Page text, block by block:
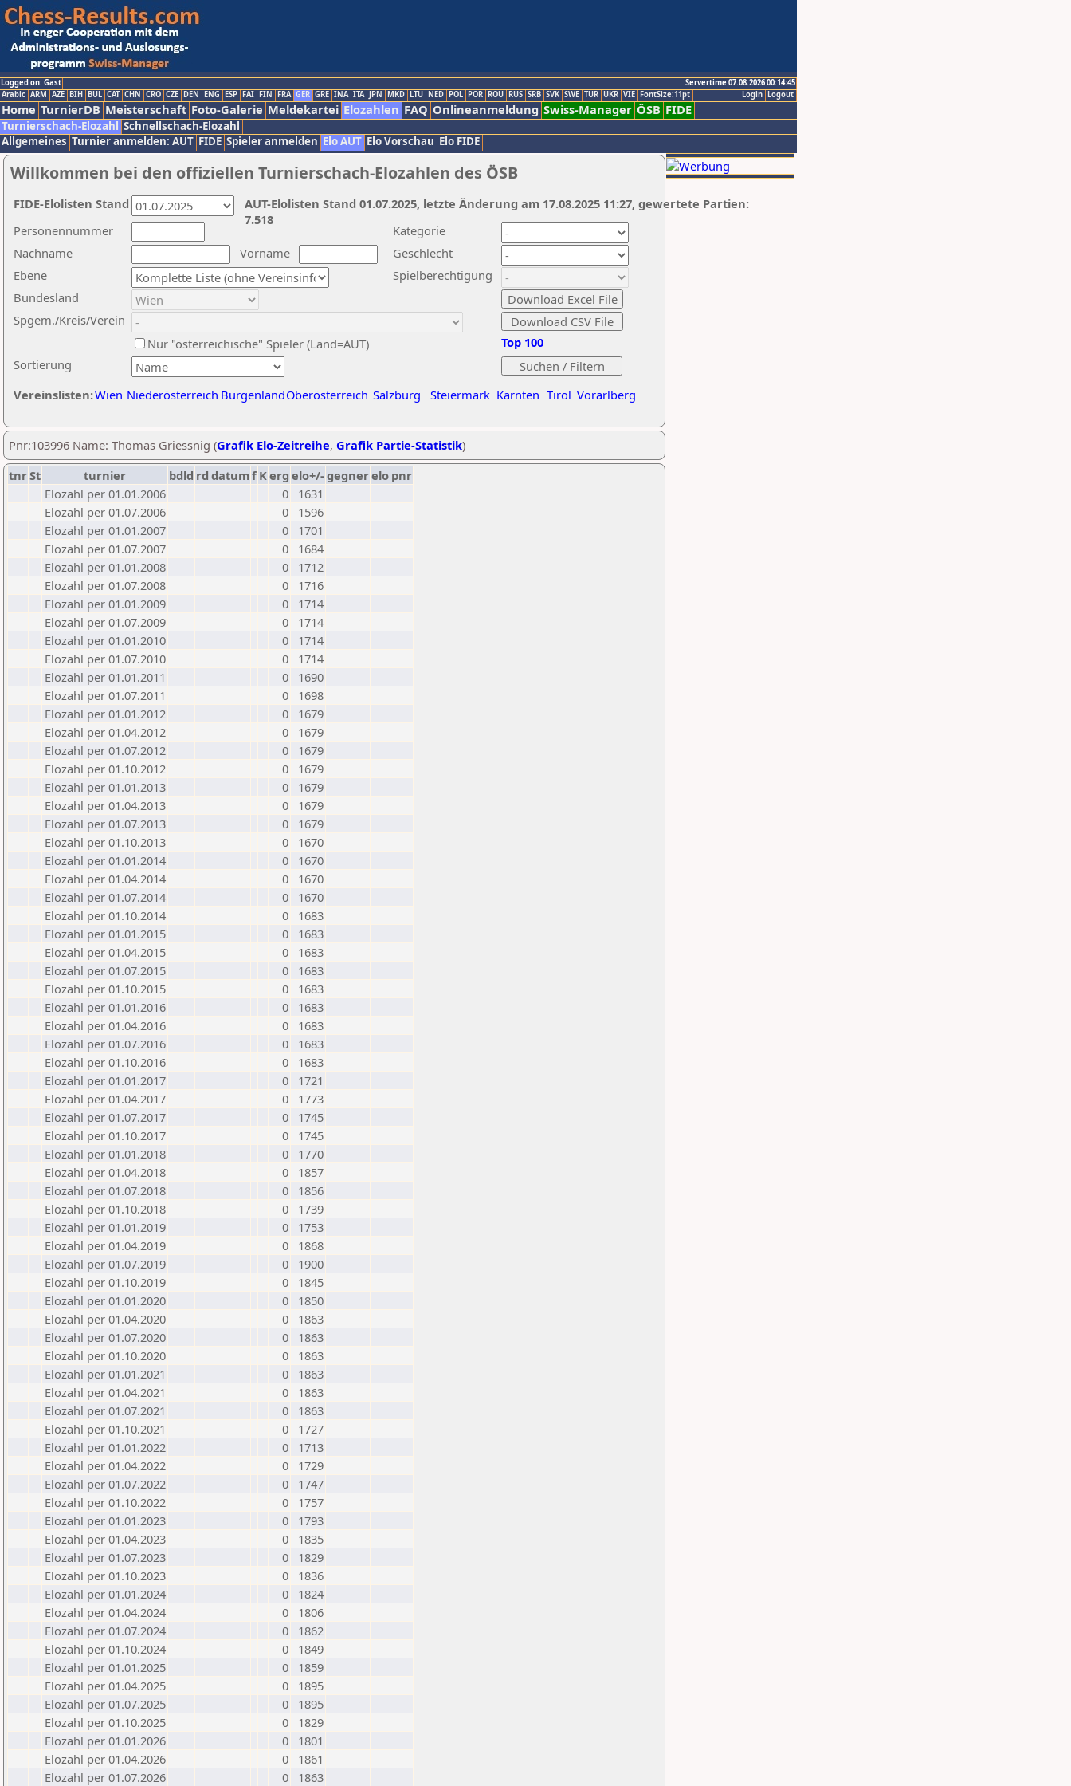
Logged on: Gast
Servertime 07.08.2026 00:14:45
Logout
Login
Arabic ARM AZE BIH BUL CAT CHN CRO CZE DEN ENG ESP FAI FIN FRA GER GRE INA ITA JPN MKD LTU NED POL POR ROU RUS SRB SVK SWE TUR UKR VIE FontSize:11pt
Home TurnierDB Meisterschaft Foto-Galerie Meldekartei Elozahlen FAQ Onlineanmeldung Swiss-Manager ÖSB FIDE
Turnierschach-Elozahl Schnellschach-Elozahl
Allgemeines Turnier anmelden: AUT FIDE Spieler anmelden Elo AUT Elo Vorschau Elo FIDE
Willkommen bei den offiziellen Turnierschach-Elozahlen des ÖSB
Nachname
Vorname
Ebene
Kategorie
Sortierung
Personennummer
Bundesland
Spgem./Kreis/Verein
Geschlecht
Nur "österreichische" Spieler (Land=AUT)
Spielberechtigung
Vereinslisten:Wien Niederösterreich BurgenlandOberösterreich Salzburg Steiermark Kärnten Tirol Vorarlberg
Top 100
AUT-Elolisten Stand 01.07.2025, letzte Änderung am 17.08.2025 11:27, gewertete Partien:
7.518
FIDE-Elolisten Stand
Pnr:103996 Name: Thomas Griessnig (Grafik Elo-Zeitreihe, Grafik Partie-Statistik)
tnrSt turnier bdld rd datumf Kerg elo+/-gegnerelo pnr
Elozahl per 01.01.2006
0
1631
Elozahl per 01.07.2006
0
1596
Elozahl per 01.01.2007
0
1701
Elozahl per 01.07.2007
0
1684
Elozahl per 01.01.2008
0
1712
Elozahl per 01.07.2008
0
1716
Elozahl per 01.01.2009
0
1714
Elozahl per 01.07.2009
0
1714
Elozahl per 01.01.2010
0
1714
Elozahl per 01.07.2010
0
1714
Elozahl per 01.01.2011
0
1690
Elozahl per 01.07.2011
0
1698
Elozahl per 01.01.2012
0
1679
Elozahl per 01.04.2012
0
1679
Elozahl per 01.07.2012
0
1679
Elozahl per 01.10.2012
0
1679
Elozahl per 01.01.2013
0
1679
Elozahl per 01.04.2013
0
1679
Elozahl per 01.07.2013
0
1679
Elozahl per 01.10.2013
0
1670
Elozahl per 01.01.2014
0
1670
Elozahl per 01.04.2014
0
1670
Elozahl per 01.07.2014
0
1670
Elozahl per 01.10.2014
0
1683
Elozahl per 01.01.2015
0
1683
Elozahl per 01.04.2015
0
1683
Elozahl per 01.07.2015
0
1683
Elozahl per 01.10.2015
0
1683
Elozahl per 01.01.2016
0
1683
Elozahl per 01.04.2016
0
1683
Elozahl per 01.07.2016
0
1683
Elozahl per 01.10.2016
0
1683
Elozahl per 01.01.2017
0
1721
Elozahl per 01.04.2017
0
1773
Elozahl per 01.07.2017
0
1745
Elozahl per 01.10.2017
0
1745
Elozahl per 01.01.2018
0
1770
Elozahl per 01.04.2018
0
1857
Elozahl per 01.07.2018
0
1856
Elozahl per 01.10.2018
0
1739
Elozahl per 01.01.2019
0
1753
Elozahl per 01.04.2019
0
1868
Elozahl per 01.07.2019
0
1900
Elozahl per 01.10.2019
0
1845
Elozahl per 01.01.2020
0
1850
Elozahl per 01.04.2020
0
1863
Elozahl per 01.07.2020
0
1863
Elozahl per 01.10.2020
0
1863
Elozahl per 01.01.2021
0
1863
Elozahl per 01.04.2021
0
1863
Elozahl per 01.07.2021
0
1863
Elozahl per 01.10.2021
0
1727
Elozahl per 01.01.2022
0
1713
Elozahl per 01.04.2022
0
1729
Elozahl per 01.07.2022
0
1747
Elozahl per 01.10.2022
0
1757
Elozahl per 01.01.2023
0
1793
Elozahl per 01.04.2023
0
1835
Elozahl per 01.07.2023
0
1829
Elozahl per 01.10.2023
0
1836
Elozahl per 01.01.2024
0
1824
Elozahl per 01.04.2024
0
1806
Elozahl per 01.07.2024
0
1862
Elozahl per 01.10.2024
0
1849
Elozahl per 01.01.2025
0
1859
Elozahl per 01.04.2025
0
1895
Elozahl per 01.07.2025
0
1895
Elozahl per 01.10.2025
0
1829
Elozahl per 01.01.2026
0
1801
Elozahl per 01.04.2026
0
1861
Elozahl per 01.07.2026
0 1863